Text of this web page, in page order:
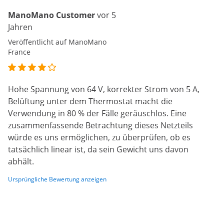
ManoMano Customervor 5
Jahren
Veröffentlicht auf ManoMano
France
Hohe Spannung von 64 V, korrekter Strom von 5 A,
Belüftung unter dem Thermostat macht die
Verwendung in 80 % der Fälle geräuschlos. Eine
zusammenfassende Betrachtung dieses Netzteils
würde es uns ermöglichen, zu überprüfen, ob es
tatsächlich linear ist, da sein Gewicht uns davon
abhält.
Ursprüngliche Bewertung anzeigen